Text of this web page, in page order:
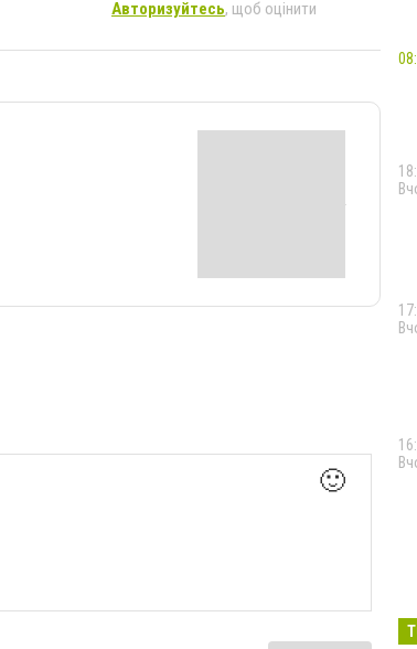
Авторизуйтесь, щоб оцінити
🙂